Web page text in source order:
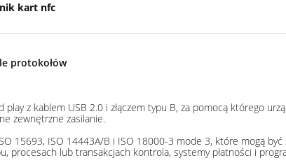
kart nfc
protokołów
z kablem USB 2.0 i złączem typu B, za pomocą którego
zewnętrzne zasilanie.
15693, ISO 14443A/B i ISO 18000-3 mode 3, które mogą
lub transakcjach kontrola, systemy płatności i